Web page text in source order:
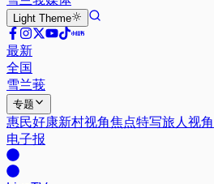
Light Theme
最新
全国
雪兰莪
专题
惠民好康新村视角焦点特写旅人视角
电子报